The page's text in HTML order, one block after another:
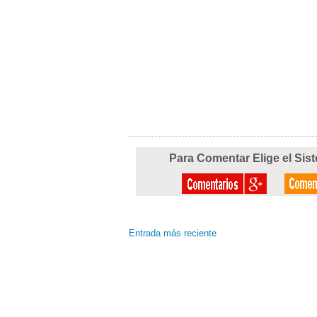
Para Comentar Elige el
Entrada más reciente